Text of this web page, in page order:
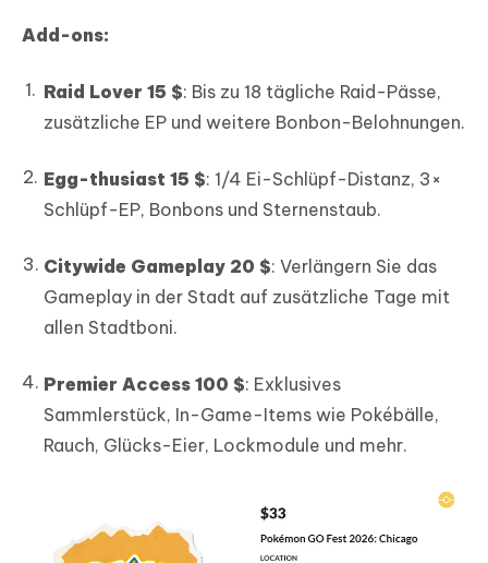
Add-ons:
Raid Lover 15 $: Bis zu 18 tägliche Raid-Pässe,
zusätzliche EP und weitere Bonbon-Belohnungen.
Egg-thusiast 15 $: 1/4 Ei-Schlüpf-Distanz, 3×
Schlüpf-EP, Bonbons und Sternenstaub.
Citywide Gameplay 20 $: Verlängern Sie das
Gameplay in der Stadt auf zusätzliche Tage mit
allen Stadtboni.
Premier Access 100 $: Exklusives
Sammlerstück, In-Game-Items wie Pokébälle,
Rauch, Glücks-Eier, Lockmodule und mehr.